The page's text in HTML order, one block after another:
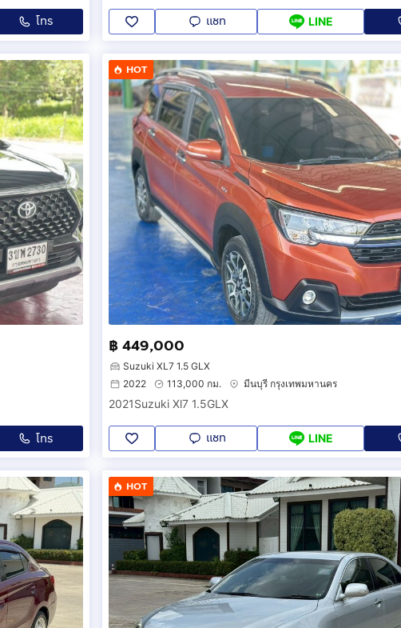
โทร แชท LINE
โทร
HOT
฿ 449,000
Suzuki XL7 1.5 GLX
2022
113,000 กม. มีนบุรี กรุงเทพมหานคร
2021Suzuki Xl7 1.5GLX
แชท LINE
HOT